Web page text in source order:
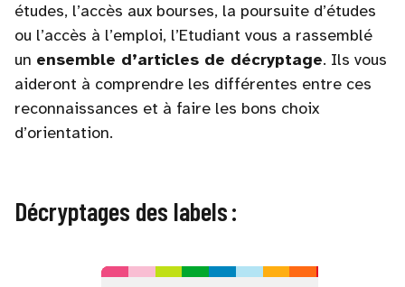
études, l’accès aux bourses, la poursuite d’études
ou l’accès à l’emploi, l’Etudiant vous a rassemblé
un ensemble d’articles de décryptage. Ils vous
aideront à comprendre les différentes entre ces
reconnaissances et à faire les bons choix
d’orientation.
Décryptages des labels :